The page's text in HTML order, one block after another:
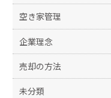
空き家管理
企業理念
売却の方法
未分類